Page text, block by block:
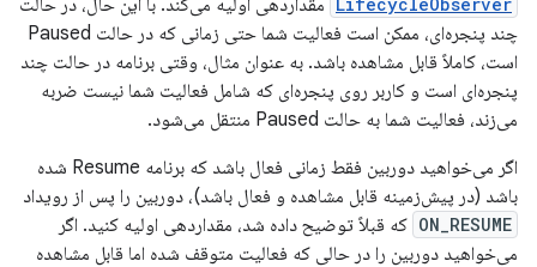
چند پنجره‌ای، ممکن است فعالیت شما حتی زمانی که در حالت Paused
است، کاملاً قابل مشاهده باشد. به عنوان مثال، وقتی برنامه در حالت چند
پنجره‌ای است و کاربر روی پنجره‌ای که شامل فعالیت شما نیست ضربه
می‌زند، فعالیت شما به حالت Paused منتقل می‌شود.
اگر می‌خواهید دوربین فقط زمانی فعال باشد که برنامه Resume شده
باشد (در پیش‌زمینه قابل مشاهده و فعال باشد)، دوربین را پس از رویداد
ON_RESUME که قبلاً توضیح داده شد، مقداردهی اولیه کنید. اگر
می‌خواهید دوربین را در حالی که فعالیت متوقف شده اما قابل مشاهده